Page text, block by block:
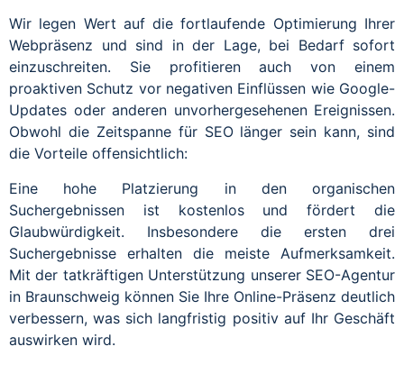
Wir legen Wert auf die fortlaufende Optimierung Ihrer
Webpräsenz und sind in der Lage, bei Bedarf sofort
einzuschreiten. Sie profitieren auch von einem
proaktiven Schutz vor negativen Einflüssen wie Google-
Updates oder anderen unvorhergesehenen Ereignissen.
Obwohl die Zeitspanne für SEO länger sein kann, sind
die Vorteile offensichtlich:
Eine hohe Platzierung in den organischen
Suchergebnissen ist kostenlos und fördert die
Glaubwürdigkeit. Insbesondere die ersten drei
Suchergebnisse erhalten die meiste Aufmerksamkeit.
Mit der tatkräftigen Unterstützung unserer SEO-Agentur
in Braunschweig können Sie Ihre Online-Präsenz deutlich
verbessern, was sich langfristig positiv auf Ihr Geschäft
auswirken wird.